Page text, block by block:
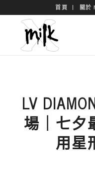
首頁 關
LV
場｜七夕
用星